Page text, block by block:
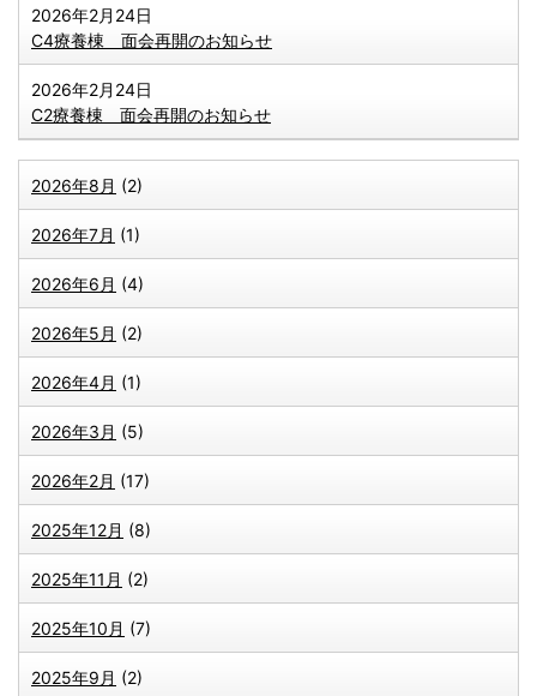
2026年2月24日
C4療養棟 面会再開のお知らせ
2026年2月24日
C2療養棟 面会再開のお知らせ
2026年8月 (2)
2026年7月 (1)
2026年6月 (4)
2026年5月 (2)
2026年4月 (1)
2026年3月 (5)
2026年2月 (17)
2025年12月 (8)
2025年11月 (2)
2025年10月 (7)
2025年9月 (2)